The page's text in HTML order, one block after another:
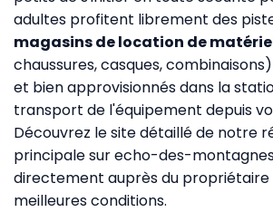
adultes profitent librement des
magasins de location de
chaussures, casques,
et bien approvisionnés dans la
transport de l'équipement depuis
Découvrez le site détaillé de notre
principale surecho-des-
directement auprès du propriétaire
meilleures conditions.